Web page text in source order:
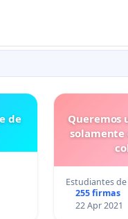
de
Queremos
solamente
Estudiantes
255 firmas
22 Apr 2021